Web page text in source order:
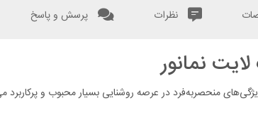
نظرات پرسش و پاسخ
منحصربه‌فرد در عرصه روشنایی بسیار محبوب و پرکاربرد